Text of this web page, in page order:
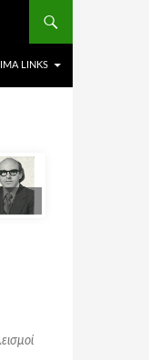
LINKS